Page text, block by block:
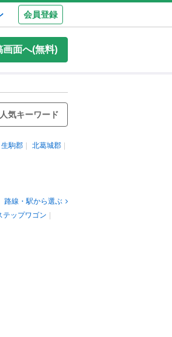
会員登録
画面へ(無料)
人気キーワード
生駒郡
北葛城郡
路線・駅から選ぶ
テップワゴン